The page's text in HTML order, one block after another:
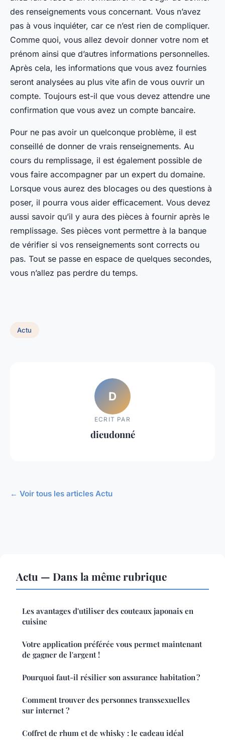
des renseignements vous concernant. Vous n’avez
pas à vous inquiéter, car ce n’est rien de compliquer.
Comme quoi, vous allez devoir donner votre nom et
prénom ainsi que d’autres informations personnelles.
Après cela, les informations que vous avez fournies
seront analysées au plus vite afin de vous ouvrir un
compte. Toujours est-il que vous devez attendre une
confirmation que vous avez un compte bancaire.
Pour ne pas avoir un quelconque problème, il est
conseillé de donner de vrais renseignements. Au
cours du remplissage, il est également possible de
vous faire accompagner par un expert du domaine.
Lorsque vous aurez des blocages ou des questions à
poser, il pourra vous aider efficacement. Vous devez
aussi savoir qu’il y aura des pièces à fournir après le
remplissage. Ses pièces vont permettre à la banque
de vérifier si vos renseignements sont corrects ou
pas. Tout se passe en espace de quelques secondes,
vous n’allez pas perdre du temps.
Actu
D
ECRIT PAR
dieudonné
← Voir tous les articles Actu
Actu — Dans la même rubrique
Les avantages d'utiliser des couteaux japonais en
cuisine
Votre application préférée vous permet maintenant
de gagner de l'argent !
Pourquoi faut-il résilier son assurance habitation ?
Comment trouver des personnes transsexuelles
sur internet ?
Coffret de rhum et de whisky : le cadeau idéal